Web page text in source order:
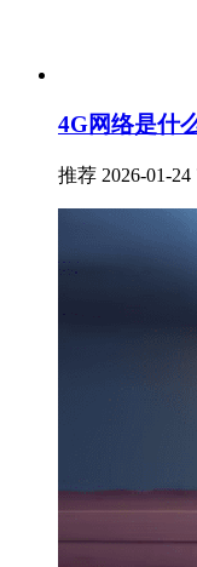
4G网络是什
推荐 2026-01-24